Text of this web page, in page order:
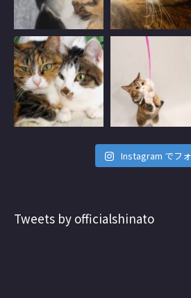
Instagram でフ
Tweets by officialshinato